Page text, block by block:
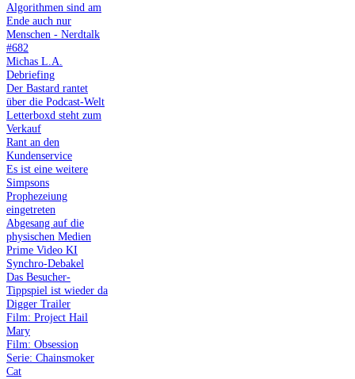
Algorithmen sind am
Ende auch nur
Menschen - Nerdtalk
#682
Michas L.A.
Debriefing
Der Bastard rantet
über die Podcast-Welt
Letterboxd steht zum
Verkauf
Rant an den
Kundenservice
Es ist eine weitere
Simpsons
Prophezeiung
eingetreten
Abgesang auf die
physischen Medien
Prime Video KI
Synchro-Debakel
Das Besucher-
Tippspiel ist wieder da
Digger Trailer
Film: Project Hail
Mary
Film: Obsession
Serie: Chainsmoker
Cat